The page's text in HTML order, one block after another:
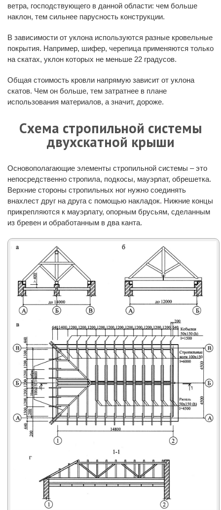
ветра, господствующего в данной области: чем больше
наклон, тем сильнее парусность конструкции.
В зависимости от уклона используются разные кровельные
покрытия. Например, шифер, черепица применяются только
на скатах, уклон которых не меньше 22 градусов.
Общая стоимость кровли напрямую зависит от уклона
скатов. Чем он больше, тем затратнее в плане
использования материалов, а значит, дороже.
Схема стропильной системы
двухскатной крыши
Основополагающие элементы стропильной системы – это
непосредственно стропила, подкосы, мауэрлат, обрешетка.
Верхние стороны стропильных ног нужно соединять
внахлест друг на друга с помощью накладок. Нижние концы
прикрепляются к мауэрлату, опорным брусьям, сделанным
из бревен и обработанным в два канта.